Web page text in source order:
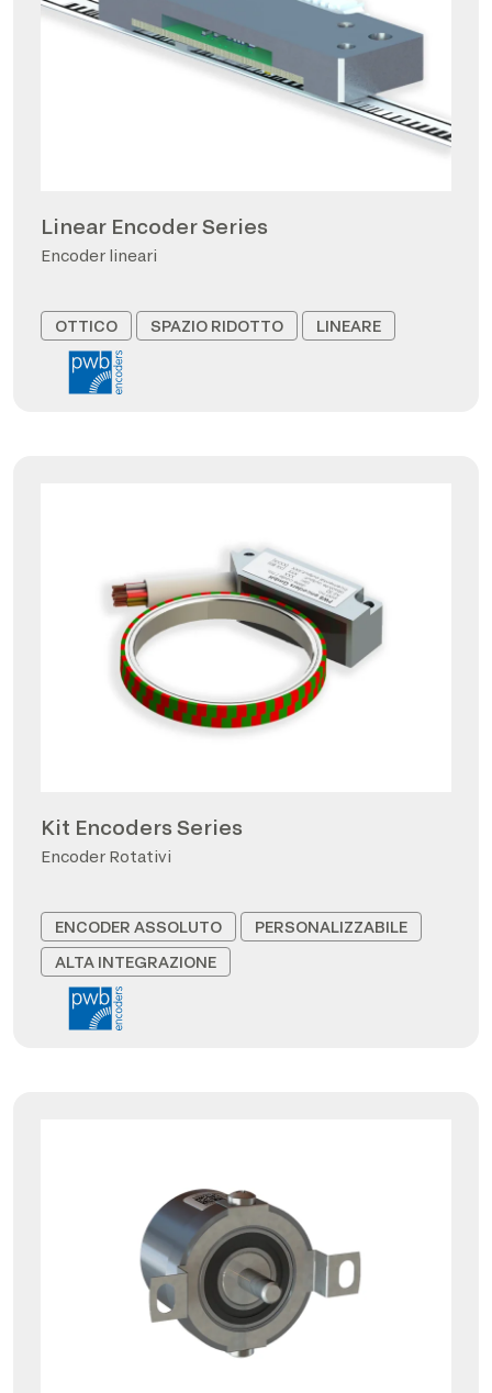
Linear Encoder Series
Encoder lineari
OTTICO SPAZIO RIDOTTO LINEARE
Kit Encoders Series
Encoder Rotativi
ENCODER ASSOLUTO
PERSONALIZZABILE
ALTA INTEGRAZIONE